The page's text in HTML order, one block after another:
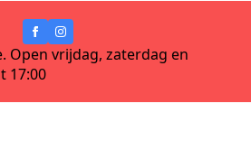
Open vrijdag, zaterdag en
17:00